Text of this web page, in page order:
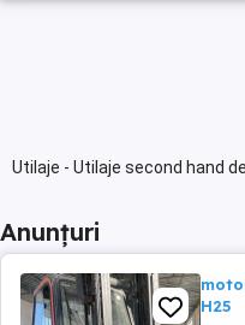
Utilaje - Utilaje second hand
Anunțuri
H25